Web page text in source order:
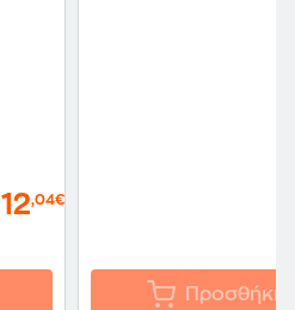
12,04€
Προσθήκη